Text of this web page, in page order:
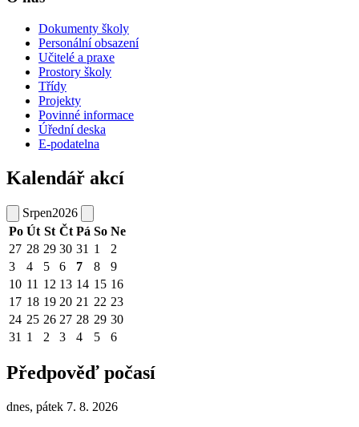
Dokumenty školy
Personální obsazení
Učitelé a praxe
Prostory školy
Třídy
Projekty
Povinné informace
Úřední deska
E-podatelna
Kalendář akcí
Srpen2026
Po Út St Čt Pá So Ne
27 28 29 30 31 1
2
3
4 5 6 7 8
9
10 11 12 13 14 15 16
17 18 19 20 21 22 23
24 25 26 27 28 29 30
31 1 2 3 4 5 6
Předpověď počasí
dnes, pátek 7. 8. 2026